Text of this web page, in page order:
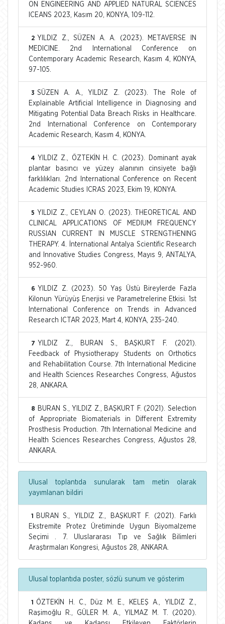
ON ENGINEERING AND APPLIED NATURAL SCIENCES
ICEANS 2023, Kasım 20, KONYA, 109-112.
2 YILDIZ Z., SÜZEN A. A. (2023). METAVERSE IN
MEDICINE. 2nd International Conference on
Contemporary Academic Research, Kasım 4, KONYA,
97-105.
3 SÜZEN A. A., YILDIZ Z. (2023). The Role of
Explainable Artificial Intelligence in Diagnosing and
Mitigating Potential Data Breach Risks in Healthcare.
2nd International Conference on Contemporary
Academic Research, Kasım 4, KONYA.
4 YILDIZ Z., ÖZTEKİN H. C. (2023). Dominant ayak
plantar basıncı ve yüzey alanının cinsiyete bağlı
farklılıkları. 2nd International Conference on Recent
Academic Studies ICRAS 2023, Ekim 19, KONYA.
5 YILDIZ Z., CEYLAN O. (2023). THEORETICAL AND
CLINICAL APPLICATIONS OF MEDIUM FREQUENCY
RUSSIAN CURRENT IN MUSCLE STRENGTHENING
THERAPY. 4. İnternational Antalya Scientific Research
and Innovative Studies Congress, Mayıs 9, ANTALYA,
952-960.
6 YILDIZ Z. (2023). 50 Yaş Üstü Bireylerde Fazla
Kilonun Yürüyüş Enerjisi ve Parametrelerine Etkisi. 1st
International Conference on Trends in Advanced
Research ICTAR 2023, Mart 4, KONYA, 235-240.
7 YILDIZ Z., BURAN S., BAŞKURT F. (2021).
Feedback of Physiotherapy Students on Orthotics
and Rehabilitation Course. 7th International Medicine
and Health Sciences Researches Congress, Ağustos
28, ANKARA.
8
BURAN S., YILDIZ Z., BAŞKURT F. (2021). Selection
of Appropriate Biomaterials in Different Extremity
Prosthesis Production. 7th International Medicine and
Health Sciences Researches Congress, Ağustos 28,
ANKARA.
Ulusal toplantıda sunularak tam metin olarak
yayımlanan bildiri
1
BURAN S., YILDIZ Z., BAŞKURT F. (2021). Farklı
Ekstremite Protez Üretiminde Uygun Biyomalzeme
Seçimi . 7. Uluslararası Tıp ve Sağlık Bilimleri
Araştırmaları Kongresi, Ağustos 28, ANKARA.
Ulusal toplantıda poster, sözlü sunum ve gösterim
1
ÖZTEKİN H. C., Düz M. E., KELEŞ A., YILDIZ Z.,
Raşimoğlu R., GÜLER M. A., YILMAZ M. T. (2020).